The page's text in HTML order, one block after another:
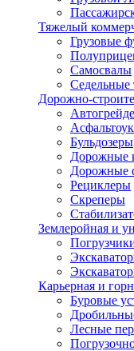
Тяжелый
Грузовые
Самосвалы
Седельные
Дорожно-
Бульдозеры
Дорожные
Дорожные
Рециклеры
Скреперы
Землеройная и
Карьерная и
Буровые
Лесные